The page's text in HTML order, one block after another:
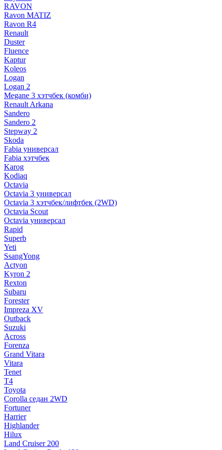
RAVON
Ravon MATIZ
Ravon R4
Renault
Duster
Fluence
Kaptur
Koleos
Logan
Logan 2
Megane 3 хэтчбек (комби)
Renault Arkana
Sandero
Sandero 2
Stepway 2
Skoda
Fabia универсал
Fabia хэтчбек
Karog
Kodiaq
Octavia
Octavia 3 универсал
Octavia 3 хэтчбек/лифтбек (2WD)
Octavia Scout
Octavia универсал
Rapid
Superb
Yeti
SsangYong
Actyon
Kyron 2
Rexton
Subaru
Forester
Impreza XV
Outback
Suzuki
Across
Forenza
Grand Vitara
Vitara
Tenet
T4
Toyota
Corolla седан 2WD
Fortuner
Harrier
Highlander
Hilux
Land Cruiser 200